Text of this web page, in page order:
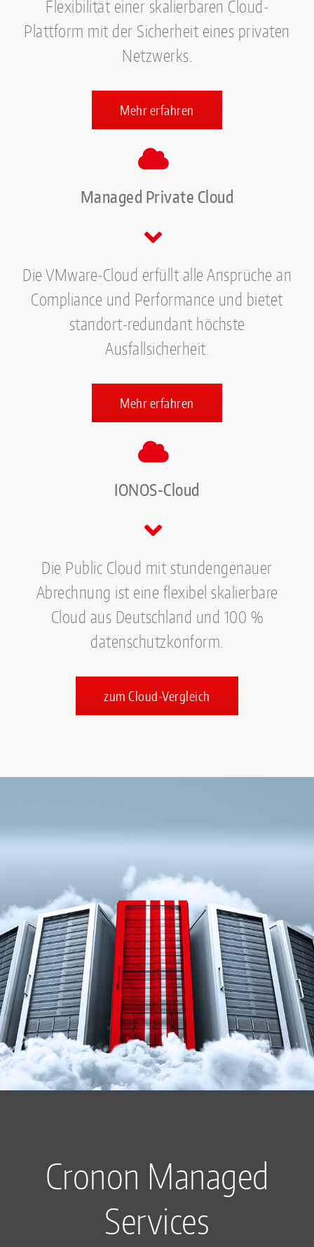
Flexibilität einer skalierbaren Cloud-
Plattform mit der Sicherheit eines privaten
Netzwerks.
Mehr erfahren
Managed Private Cloud
Die VMware-Cloud erfüllt alle Ansprüche an
Compliance und Performance und bietet
standort-redundant höchste
Ausfallsicherheit.
Mehr erfahren
IONOS-Cloud
Die Public Cloud mit stundengenauer
Abrechnung ist eine flexibel skalierbare
Cloud aus Deutschland und 100 %
datenschutzkonform.
zum Cloud-Vergleich
Cronon Managed
Services